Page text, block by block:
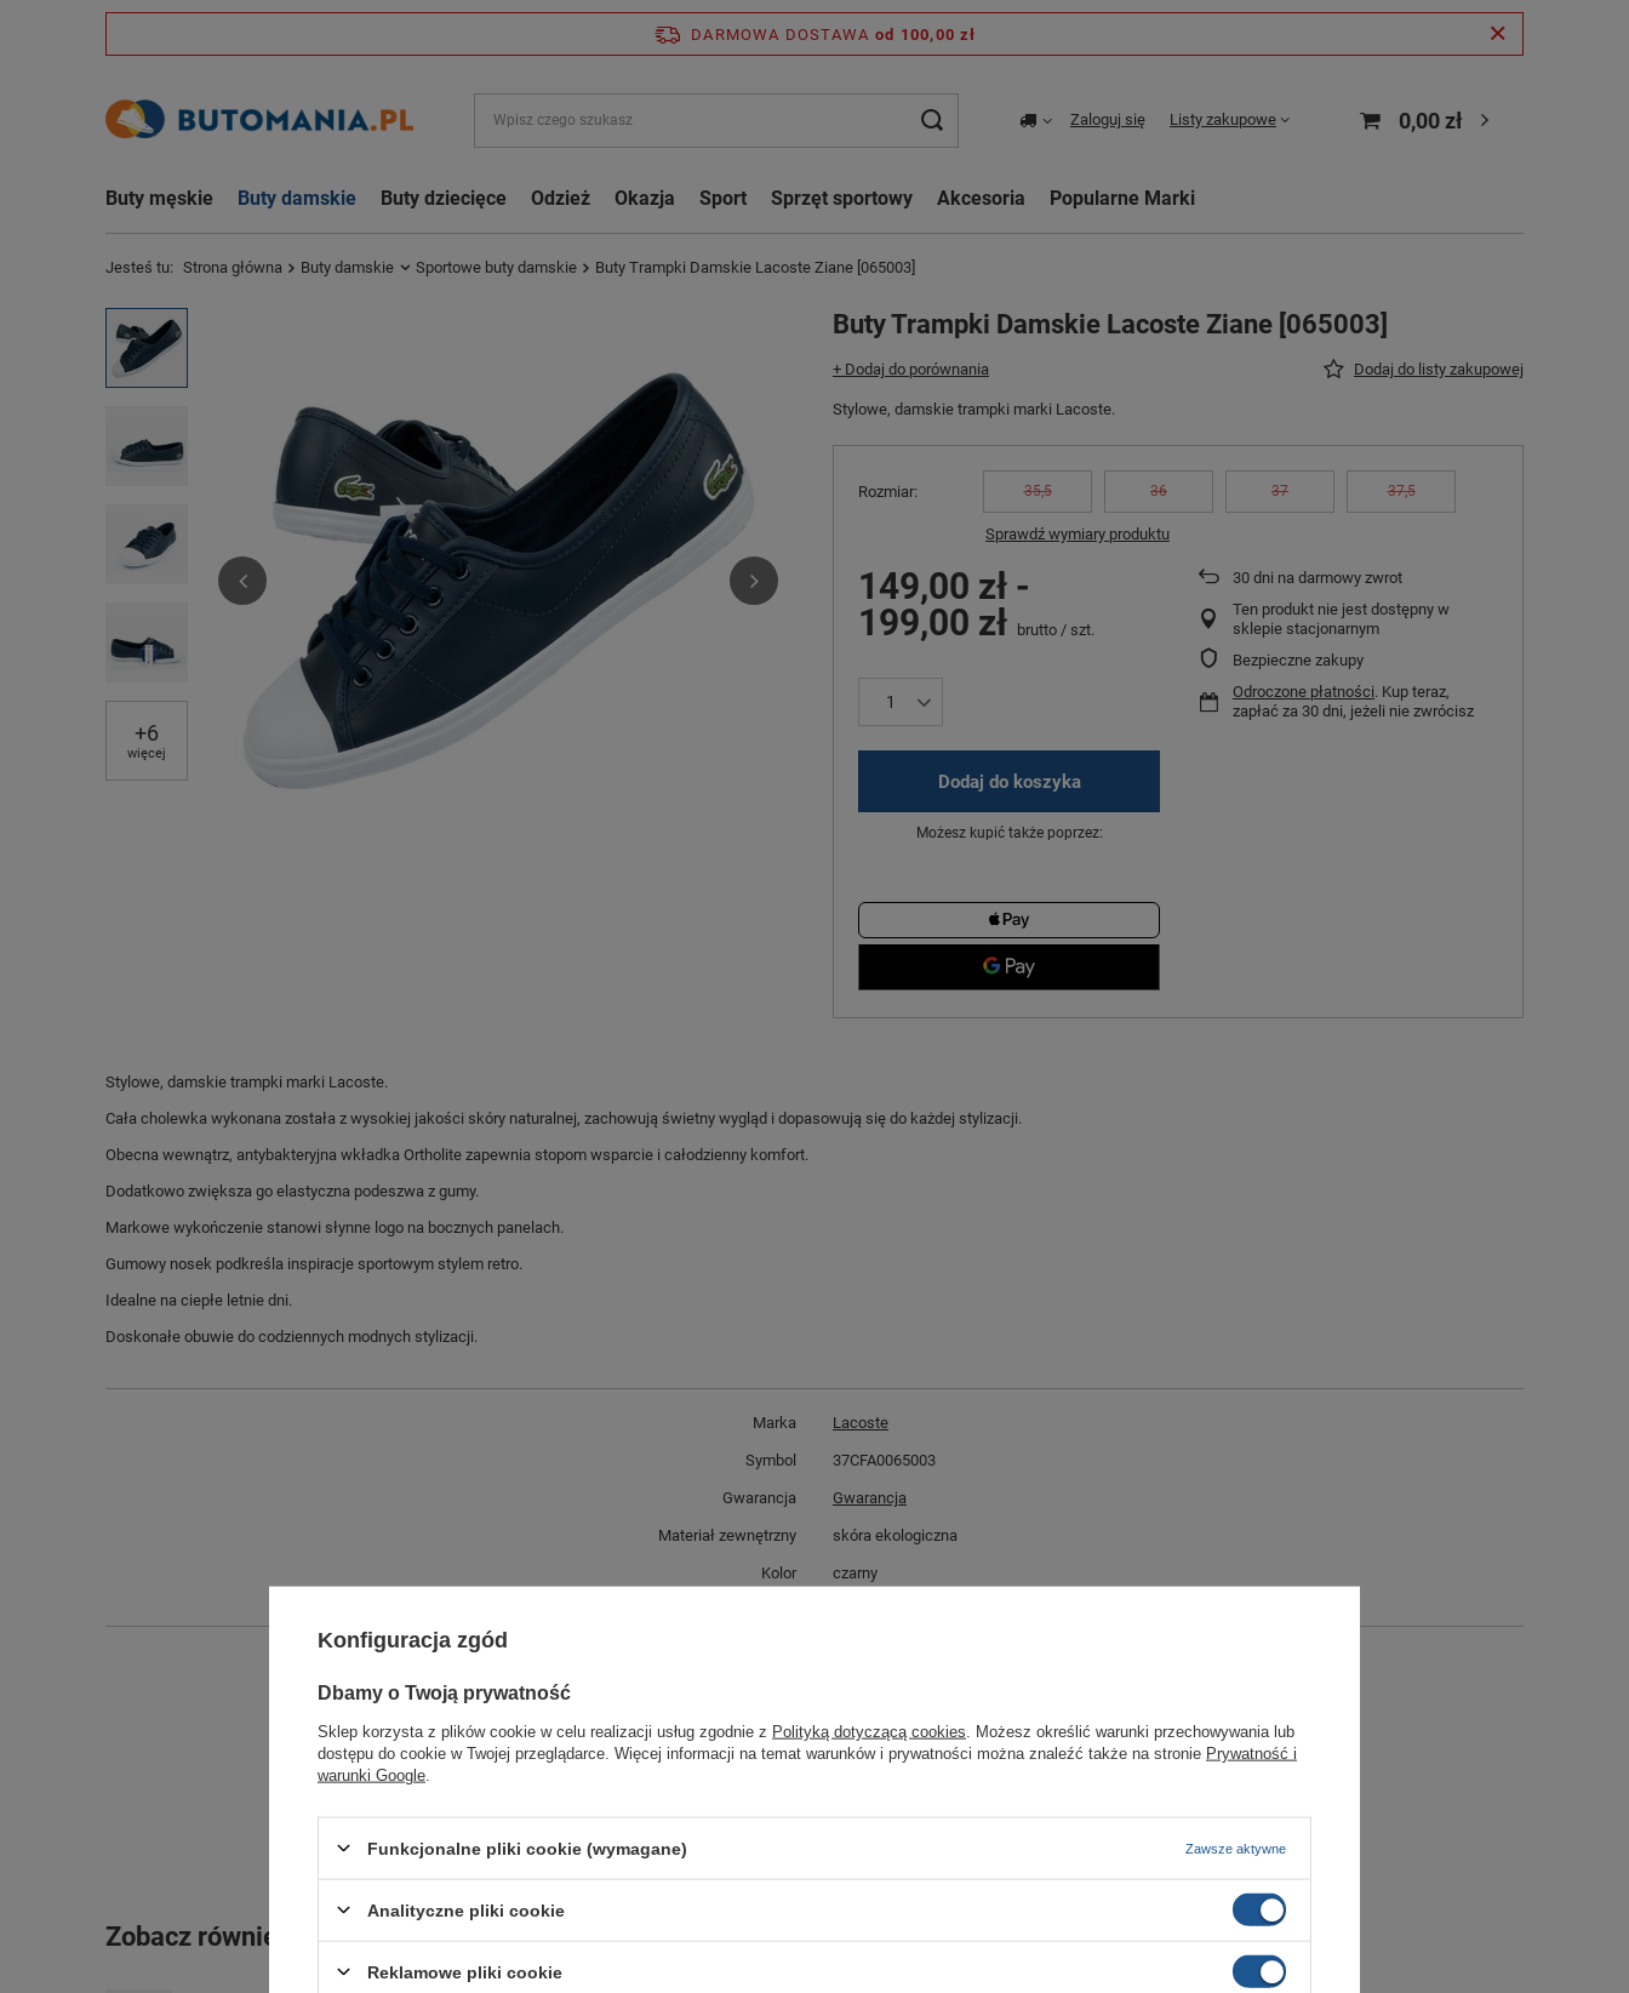
DARMOWA DOSTAWA od 100,00 zł
Zaloguj się Listy zakupowe 0,00 zł
Buty męskie Buty damskie Buty dziecięce Odzież Okazja Sport Sprzęt sportowy Akcesoria Popularne Marki
Jesteś tu: Strona główna Buty damskie Sportowe buty damskie Buty Trampki Damskie Lacoste Ziane [065003]
+6
więcej
Buty Trampki Damskie Lacoste Ziane [065003]
+ Dodaj do porównania Dodaj do listy zakupowej
Stylowe, damskie trampki marki Lacoste.
Rozmiar 35,5 36 37 37,5
Sprawdź wymiary produktu
149,00 zł -
199,00 zł
brutto / szt.
Dodaj do koszyka
Możesz kupić także poprzez:
30 dni na darmowy zwrot
Ten produkt nie jest dostępny w
sklepie stacjonarnym
Bezpieczne zakupy
Odroczone płatności. Kup teraz,
zapłać za 30 dni, jeżeli nie zwrócisz
Stylowe, damskie trampki marki Lacoste.
Cała cholewka wykonana została z wysokiej jakości skóry naturalnej, zachowują świetny wygląd i dopasowują się do każdej stylizacji.
Obecna wewnątrz, antybakteryjna wkładka Ortholite zapewnia stopom wsparcie i całodzienny komfort.
Dodatkowo zwiększa go elastyczna podeszwa z gumy.
Markowe wykończenie stanowi słynne logo na bocznych panelach.
Gumowy nosek podkreśla inspiracje sportowym stylem retro.
Idealne na ciepłe letnie dni.
Doskonałe obuwie do codziennych modnych stylizacji.
Marka Lacoste
Symbol 37CFA0065003
Gwarancja Gwarancja
Materiał zewnętrzny skóra ekologiczna
Kolor czarny
2 lata
rękojmia wyłączona dla przedsiębiorców
Zobacz również
Konfiguracja zgód
Dbamy o Twoją prywatność
Sklep korzysta z plików cookie w celu realizacji usług zgodnie z Polityką dotyczącą cookies . Możesz określić warunki przechowywania lub
dostępu do cookie w Twojej przeglądarce. Więcej informacji na temat warunków i prywatności można znaleźć także na stronie Prywatność i
warunki Google
Funkcjonalne pliki cookie (wymagane) Zawsze aktywne
Analityczne pliki cookie
Reklamowe pliki cookie